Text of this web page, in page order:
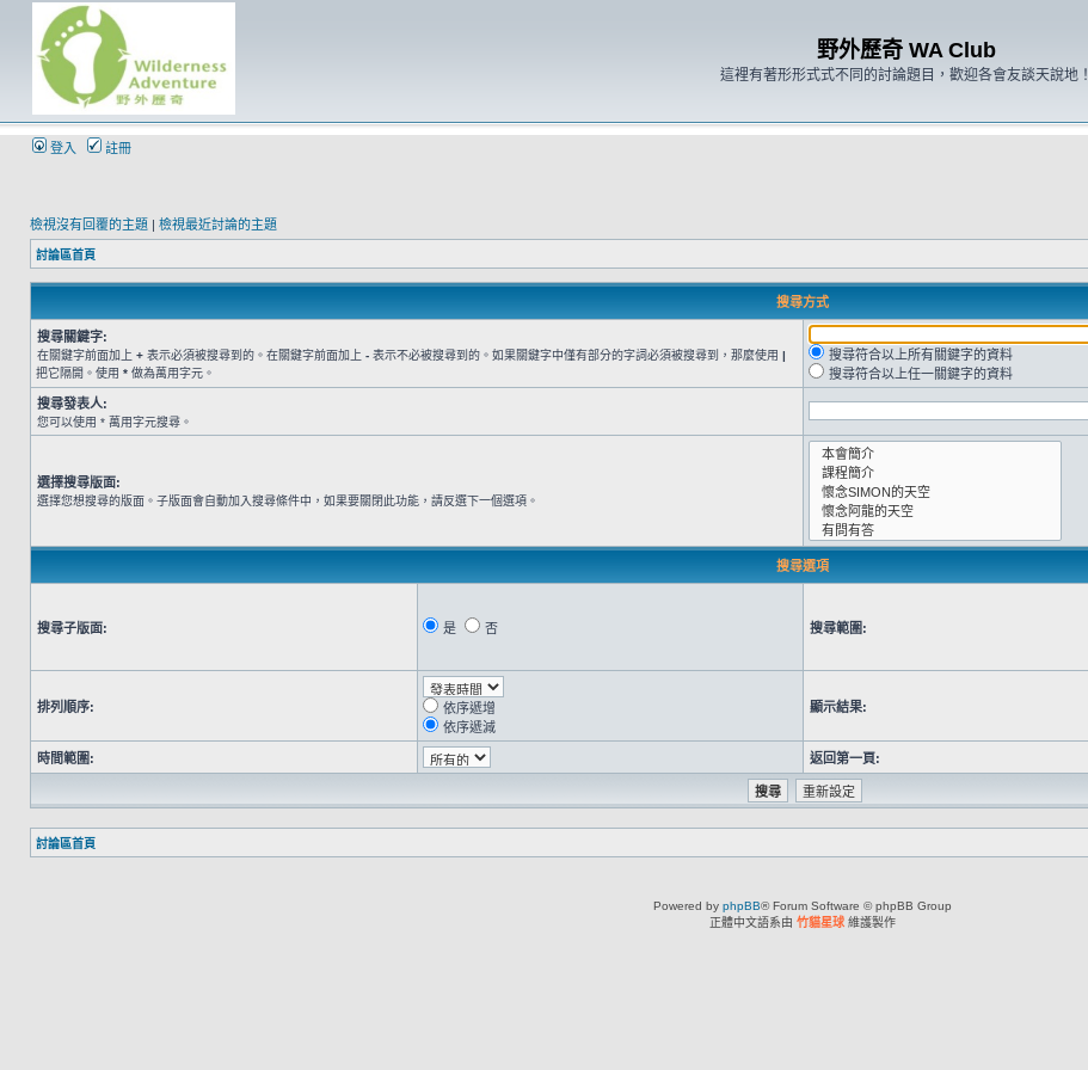
野外歷奇 WA Club
這裡有著形形式式不同的討論題目，歡迎各會友談天說地！
登入 註冊
檢視沒有回覆的主題 | 檢視最近討論的主題
討論區首頁
搜尋方式
搜尋關鍵字:
在關鍵字前面加上 + 表示必須被搜尋到的。在關鍵字前面加上 - 表示不必被搜尋到的。如果關鍵字中僅有部分的字詞必須被搜尋到，那麼使用 |
把它隔開。使用 * 做為萬用字元。
搜尋符合以上所有關鍵字的資料
搜尋符合以上任一關鍵字的資料
搜尋發表人:
您可以使用 * 萬用字元搜尋。
選擇搜尋版面:
選擇您想搜尋的版面。子版面會自動加入搜尋條件中，如果要關閉此功能，請反選下一個選項。
搜尋選項
搜尋子版面: 是 否 搜尋範圍:
排列順序:
依序遞增
依序遞減
顯示結果:
時間範圍: 返回第一頁:
討論區首頁
Powered by phpBB® Forum Software © phpBB Group
正體中文語系由 竹貓星球 維護製作